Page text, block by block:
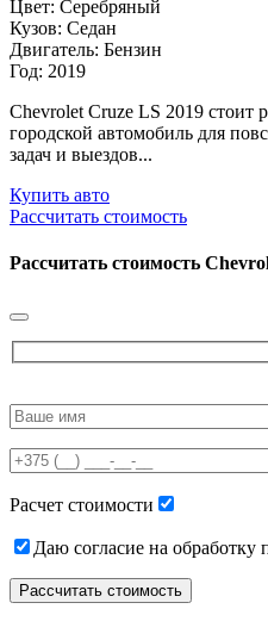
Цвет: Серебряный
Кузов: Седан
Двигатель: Бензин
Год: 2019
Chevrolet Cruze LS 2019 стоит
городской автомобиль для
задач и выездов...
Купить авто
Рассчитать стоимость
Рассчитать стоимость
leave
field
empty.
Расчет стоимости
Даю согласие на